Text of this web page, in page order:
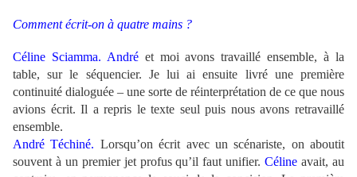
Comment écrit-on à quatre mains ?
Céline Sciamma. Andréet moi avons travaillé ensemble, à la
table, sur le séquencier. Je lui ai ensuite livré une première
continuité dialoguée – une sorte de réinterprétation de ce que nous
avions écrit. Il a repris le texte seul puis nous avons retravaillé
ensemble.
André Téchiné. Lorsqu’on écrit avec un scénariste, on aboutit
souvent à un premier jet profus qu’il faut unifier.Céline avait, au